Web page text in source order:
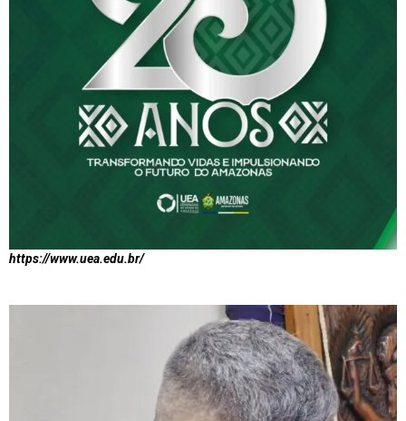
https://www.uea.edu.br/